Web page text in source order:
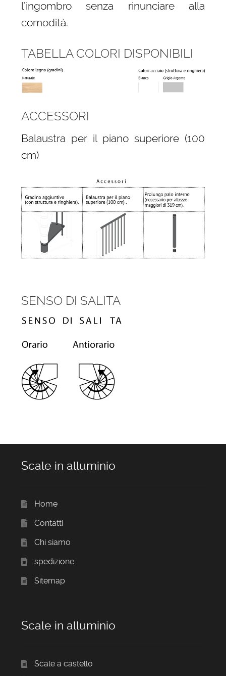
l’ingombro senza rinunciare alla
comodità.
TABELLA COLORI DISPONIBILI
ACCESSORI
Balaustra per il piano superiore (100
cm)
SENSO DI SALITA
Scale in alluminio
Home
Contatti
Chi siamo
spedizione
Sitemap
Scale in alluminio
Scale a castello